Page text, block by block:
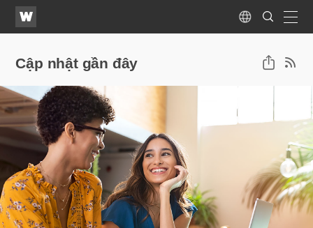
WATV
Language
Search
Submit
Cập nhật gần đây